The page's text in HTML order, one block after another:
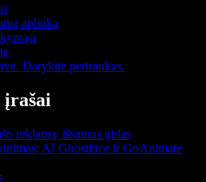
aplinką
Darykite pertraukas.
įrašai
reklamą: išsamus gidas
AI Ghostface ir GoAnimate